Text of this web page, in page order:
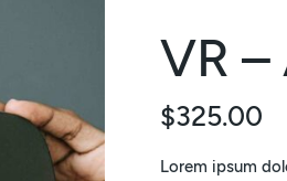
VR –
$325.00
Lorem ipsum